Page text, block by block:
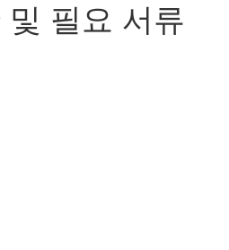
및 필요 서류